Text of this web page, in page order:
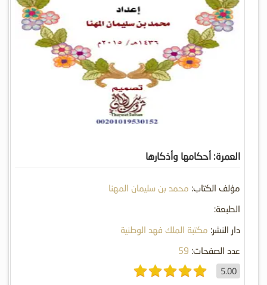
العمرة: أحكامها وأذكارها
مؤلف الكتاب: محمد بن سليمان المهنا
الطبعة:
دار النشر: مكتبة الملك فهد الوطنية
عدد الصفحات: 59
5.00